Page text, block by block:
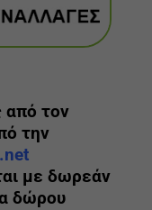
από τον
την
με δωρεάν
δώρου